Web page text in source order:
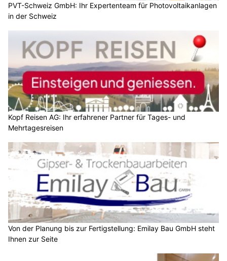
PVT-Schweiz GmbH: Ihr Expertenteam für Photovoltaikanlagen
in der Schweiz
Kopf Reisen AG: Ihr erfahrener Partner für Tages- und
Mehrtagesreisen
Von der Planung bis zur Fertigstellung: Emilay Bau GmbH steht
Ihnen zur Seite